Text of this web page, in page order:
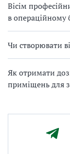
Вісім
в операційному
Чи створювати
Як отримати
приміщень для